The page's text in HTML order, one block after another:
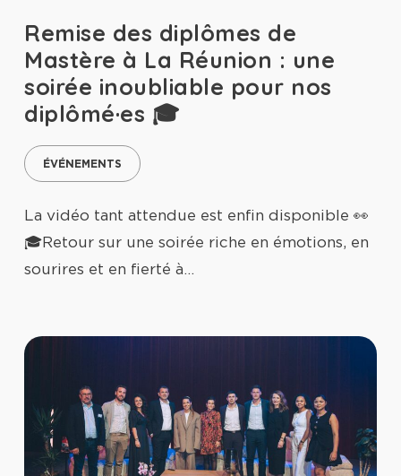
Remise des diplômes de
Mastère à La Réunion : une
soirée inoubliable pour nos
diplômé·es 🎓
ÉVÉNEMENTS
La vidéo tant attendue est enfin disponible 👀
🎓Retour sur une soirée riche en émotions, en
sourires et en fierté à…